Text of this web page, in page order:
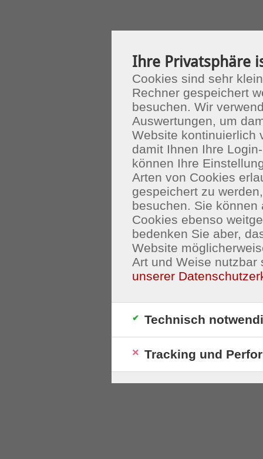
Ihre Privatsphäre
Cookies sind sehr
Rechner gespeichert
besuchen. Wir
Auswertungen, um
Website kontinuierlich
damit Ihnen Ihre
können Ihre
Arten von Cookies
gespeichert zu
besuchen. Sie
Cookies ebenso
bedenken Sie aber,
Website
Art und Weise nutzbar
unserer
Technisch
Tracking und